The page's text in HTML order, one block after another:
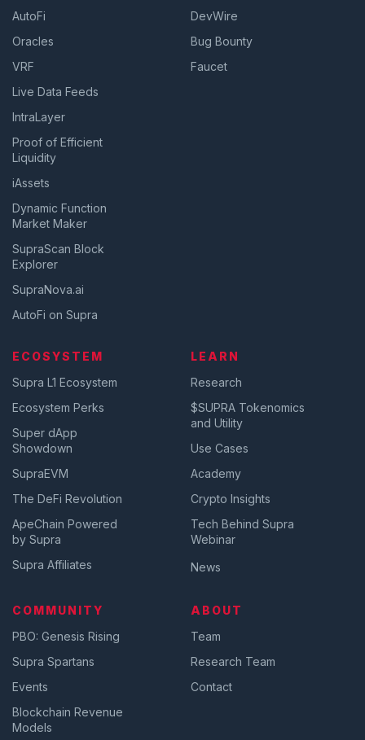
AutoFi
Oracles
VRF
Live Data Feeds
IntraLayer
Proof of Efficient
Liquidity
iAssets
Dynamic Function
Market Maker
SupraScan Block
Explorer
SupraNova.ai
AutoFi on Supra
DevWire
Bug Bounty
Faucet
ECOSYSTEM
Supra L1 Ecosystem
Ecosystem Perks
Super dApp
Showdown
SupraEVM
The DeFi Revolution
ApeChain Powered
by Supra
Supra Affiliates
LEARN
Research
$SUPRA Tokenomics
and Utility
Use Cases
Academy
Crypto Insights
Tech Behind Supra
Webinar
News
COMMUNITY
PBO: Genesis Rising
Supra Spartans
Events
Blockchain Revenue
Models
ABOUT
Team
Research Team
Contact